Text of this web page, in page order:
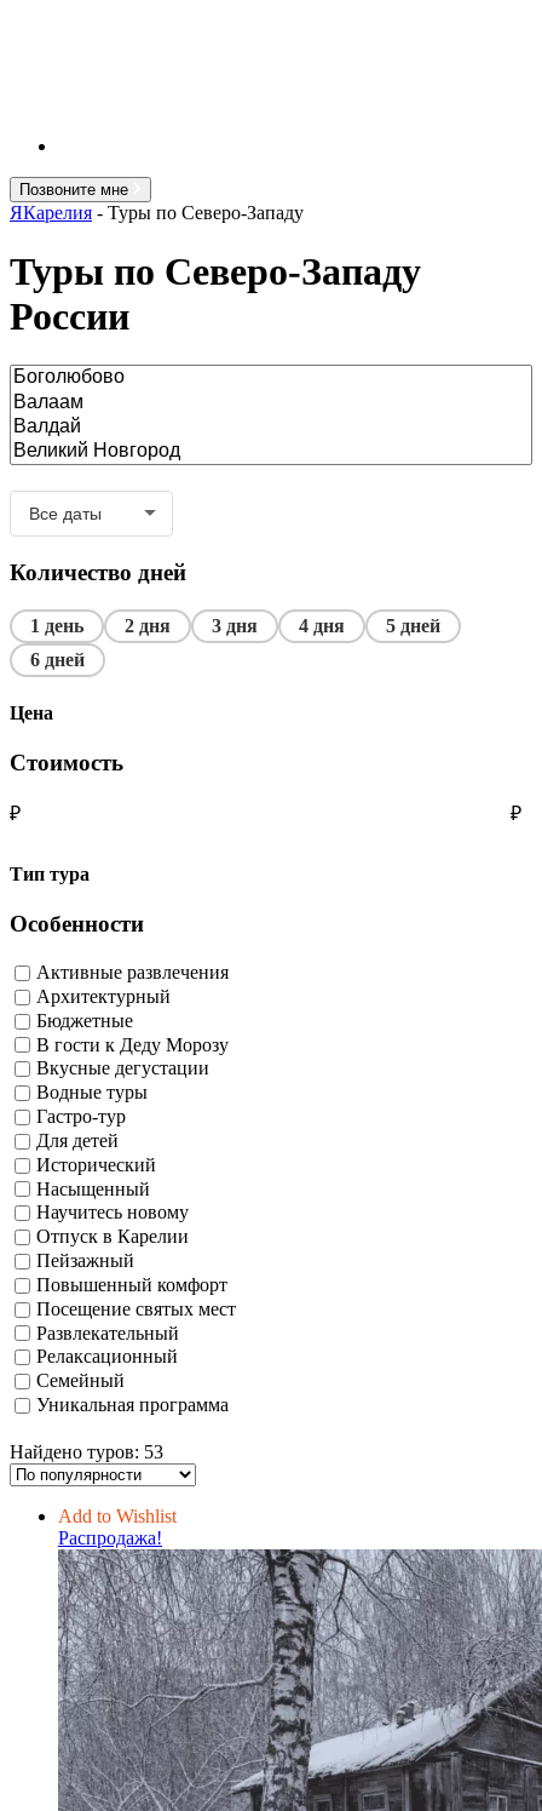
Позвоните мне
ЯКарелия - Туры по Северо-Западу
Туры по Северо-Западу
России
Количество дней
1 день 2 дня 3 дня 4 дня
5 дней
6 дней
Цена
Стоимость
₽ ₽
Тип тура
Особенности
Активные развлечения
Архитектурный
Бюджетные
В гости к Деду Морозу
Вкусные дегустации
Водные туры
Гастро-тур
Для детей
Исторический
Насыщенный
Научитесь новому
Отпуск в Карелии
Пейзажный
Повышенный комфорт
Посещение святых мест
Развлекательный
Релаксационный
Семейный
Уникальная программа
Найдено туров: 53
Add to Wishlist
Распродажа!